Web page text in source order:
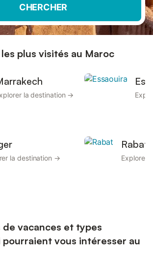
CHERCHER
plus visités au Maroc
la destination →
la destination →
Rabat
Explorer
vacances et types
vous intéresser au